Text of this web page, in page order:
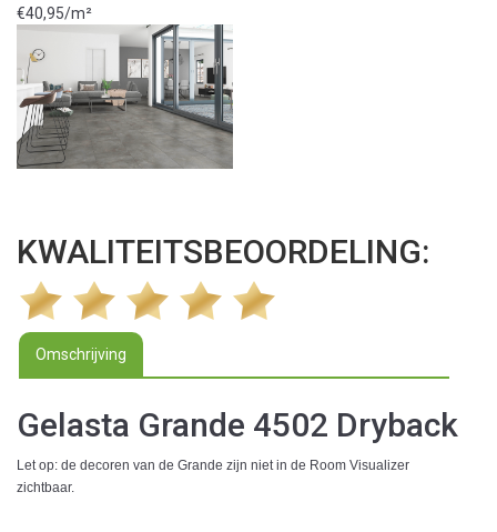
€40,95/m²
KWALITEITSBEOORDELING:
Omschrijving
Gelasta Grande 4502 Dryback
Let op: de decoren van de Grande zijn niet in de Room Visualizer
zichtbaar.